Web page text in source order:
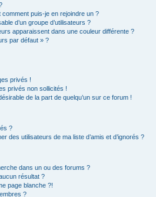
puis-je en rejoindre un ?
d’un groupe d’utilisateurs ?
apparaissent dans une couleur différente ?
par défaut » ?
privés !
privés non sollicités !
de la part de quelqu’un sur ce forum !
?
des utilisateurs de ma liste d’amis et d’ignorés ?
dans un ou des forums ?
résultat ?
page blanche ?!
?